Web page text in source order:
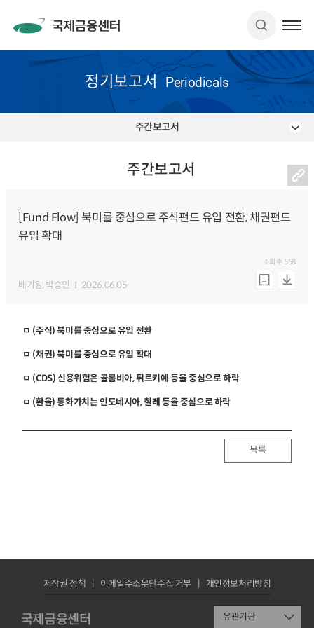
정기보고서 Periodicals
주간보고서
주간보고서
[Fund Flow] 북미를 중심으로 주식펀드 유입 전환, 채권펀드
유입 확대
배기원, 박승민 2026.06.05
조회수 558
ㅁ (주식) 북미를 중심으로 유입 전환
ㅁ (채권) 북미를 중심으로 유입 확대
ㅁ (CDS) 신용위험은 콜롬비아, 튀르키예 등을 중심으로 하락
ㅁ (환율) 통화가치는 인도네시아, 칠레 등을 중심으로 하락
목록
국제금융센터
저작권 정책 이메일주소무단수집 거부 개인정보처리방침
유관기관